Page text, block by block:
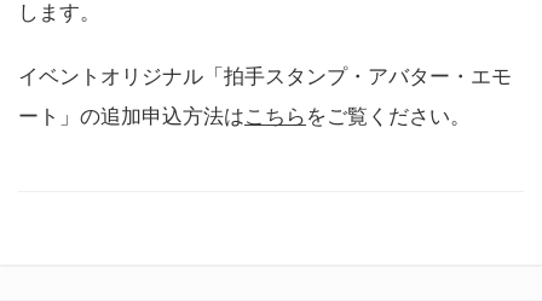
します。
イベントオリジナル「拍手スタンプ・アバター・エモ
ート」の追加申込方法はこちら をご覧ください。